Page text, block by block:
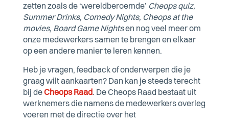
zetten zoals de ‘wereldberoemde’ Cheops quiz,
Summer Drinks, Comedy Nights, Cheops at the
movies, Board Game Nightsen nog veel meer om
onze medewerkers samen te brengen en elkaar
op een andere manier te leren kennen.
Heb je vragen, feedback of onderwerpen die je
graag wilt aankaarten? Dan kan je steeds terecht
bij deCheops Raad. De Cheops Raad bestaat uit
werknemers die namens de medewerkers overleg
voeren met de directie over het